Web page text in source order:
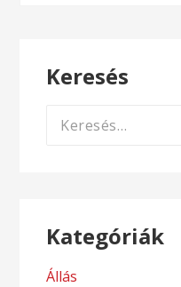
Keresés
Keresés:
Kategóriák
Állás